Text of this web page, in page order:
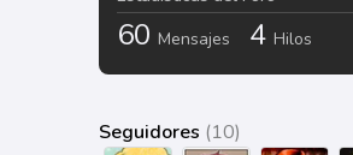
60 Mensajes 4 Hilos
Seguidores (10)